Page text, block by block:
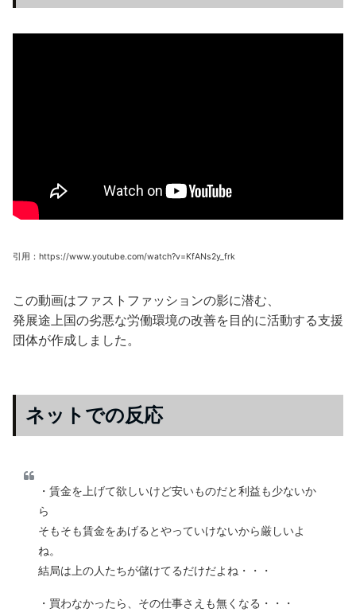
引用：https://www.youtube.com/watch?v=KfANs2y_frk
この動画はファストファッションの影に潜む、
発展途上国の劣悪な労働環境の改善を目的に活動する支援
団体が作成しました。
ネットでの反応
・賃金を上げて欲しいけど安いものだと利益も少ないか
ら
そもそも賃金をあげるとやっていけないから厳しいよ
ね。
結局は上の人たちが儲けてるだけだよね・・・
・買わなかったら、その仕事さえも無くなる・・・